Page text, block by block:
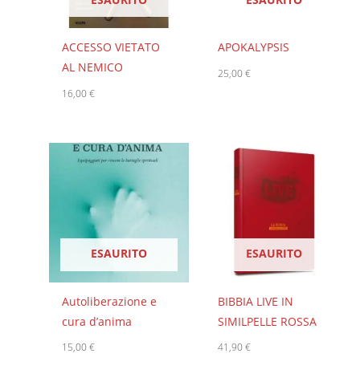
ACCESSO VIETATO
AL NEMICO
16,00€
APOKALYPSIS
25,00€
ESAURITO
Autoliberazione e
cura d’anima
15,00€
ESAURITO
BIBBIA LIVE IN
SIMILPELLE ROSSA
41,90€